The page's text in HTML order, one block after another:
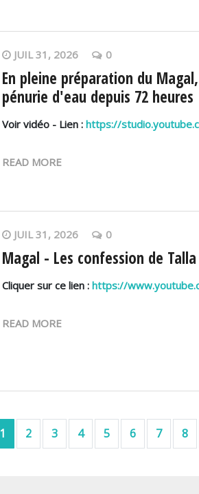
JUIL 31, 2026 0
En pleine préparation du
pénurie d'eau depuis 72 heures
Voir vidéo - Lien : https://
READ MORE
JUIL 31, 2026 0
Magal - Les confession de
Cliquer sur ce lien : https://
READ MORE
1 2 3 4 5 6 7 8